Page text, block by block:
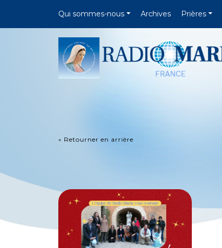
Qui sommes-nous Archives Prières
« Retourner en arrière